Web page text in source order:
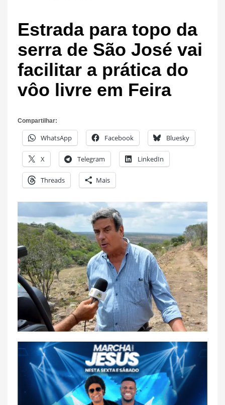
Estrada para topo da
serra de São José vai
facilitar a prática do
vôo livre em Feira
Compartilhar:
WhatsApp Facebook Bluesky
X Telegram LinkedIn
Threads Mais